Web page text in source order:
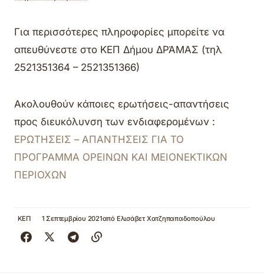
Για περισσότερες πληροφορίες μπορείτε να
απευθύνεστε στο ΚΕΠ Δήμου ΔΡΆΜΑΣ (τηλ
2521351364 – 2521351366)
Ακολουθούν κάποιες ερωτήσεις-απαντήσεις
προς διευκόλυνση των ενδιαφερομένων :
ΕΡΩΤΗΣΕΙΣ – ΑΠΑΝΤΗΣΕΙΣ ΓΙΑ ΤΟ
ΠΡΟΓΡΑΜΜΑ ΟΡΕΙΝΩΝ ΚΑΙ ΜΕΙΟΝΕΚΤΙΚΩΝ
ΠΕΡΙΟΧΩΝ
ΚΕΠ 1 Σεπτεμβρίου 2021από Ελισάβετ Χατζηπαπαδοπούλου